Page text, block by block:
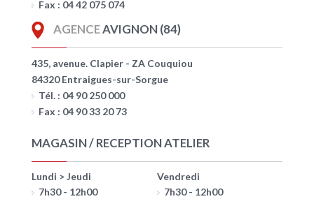
Fax : 04 42 075 074
AGENCEAVIGNON (84)
435, avenue. Clapier - ZA Couquiou
84320 Entraigues-sur-Sorgue
Tél. : 04 90 250 000
Fax : 04 90 33 20 73
MAGASIN / RECEPTION ATELIER
Lundi > Jeudi
7h30 - 12h00
Vendredi
7h30 - 12h00